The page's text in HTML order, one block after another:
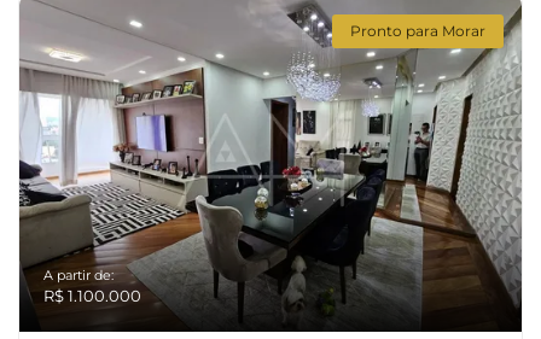
Pronto para Morar
A partir de:
R$ 1.100.000